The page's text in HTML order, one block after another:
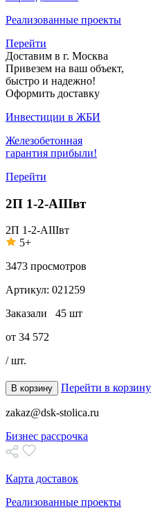
Реализованные проекты
Перейти
Доставим в г. Москва
Привезем на ваш объект,
быстро и надежно!
Оформить доставку
Инвестиции в ЖБИ
Железобетонная
гарантия прибыли!
Перейти
2П 1-2-АIIIвт
2П 1-2-АIIIвт
5+
3473 просмотров
Артикул: 021259
Заказали 45 шт
от 34 572
/ шт.
В корзину Перейти в корзину
zakaz@dsk-stolica.ru
Бизнес рассрочка
Карта доставок
Реализованные проекты